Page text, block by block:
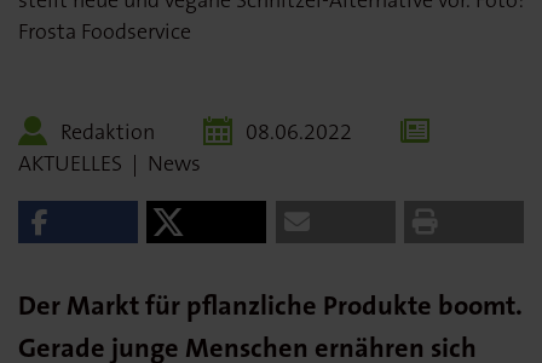
Frosta Foodservice
Redaktion
08.06.2022
AKTUELLES | News
Der Markt für pflanzliche Produkte boomt.
Gerade junge Menschen ernähren sich